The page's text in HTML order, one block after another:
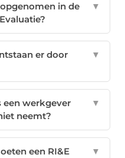
in de
▼
er door
▼
een werkgever
neemt?
▼
een RI&E
▼